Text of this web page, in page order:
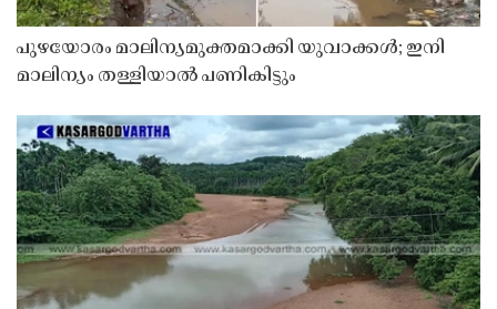
പുഴയോരം മാലിന്യമുക്തമാക്കി യുവാക്കൾ; ഇനി
മാലിന്യം തള്ളിയാൽ പണികിട്ടും